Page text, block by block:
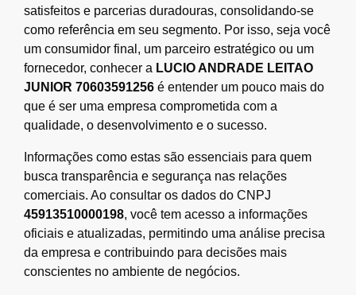
satisfeitos e parcerias duradouras, consolidando-se
como referência em seu segmento. Por isso, seja você
um consumidor final, um parceiro estratégico ou um
fornecedor, conhecer a LUCIO ANDRADE LEITAO
JUNIOR 70603591256 é entender um pouco mais do
que é ser uma empresa comprometida com a
qualidade, o desenvolvimento e o sucesso.
Informações como estas são essenciais para quem
busca transparência e segurança nas relações
comerciais. Ao consultar os dados do CNPJ
45913510000198, você tem acesso a informações
oficiais e atualizadas, permitindo uma análise precisa
da empresa e contribuindo para decisões mais
conscientes no ambiente de negócios.